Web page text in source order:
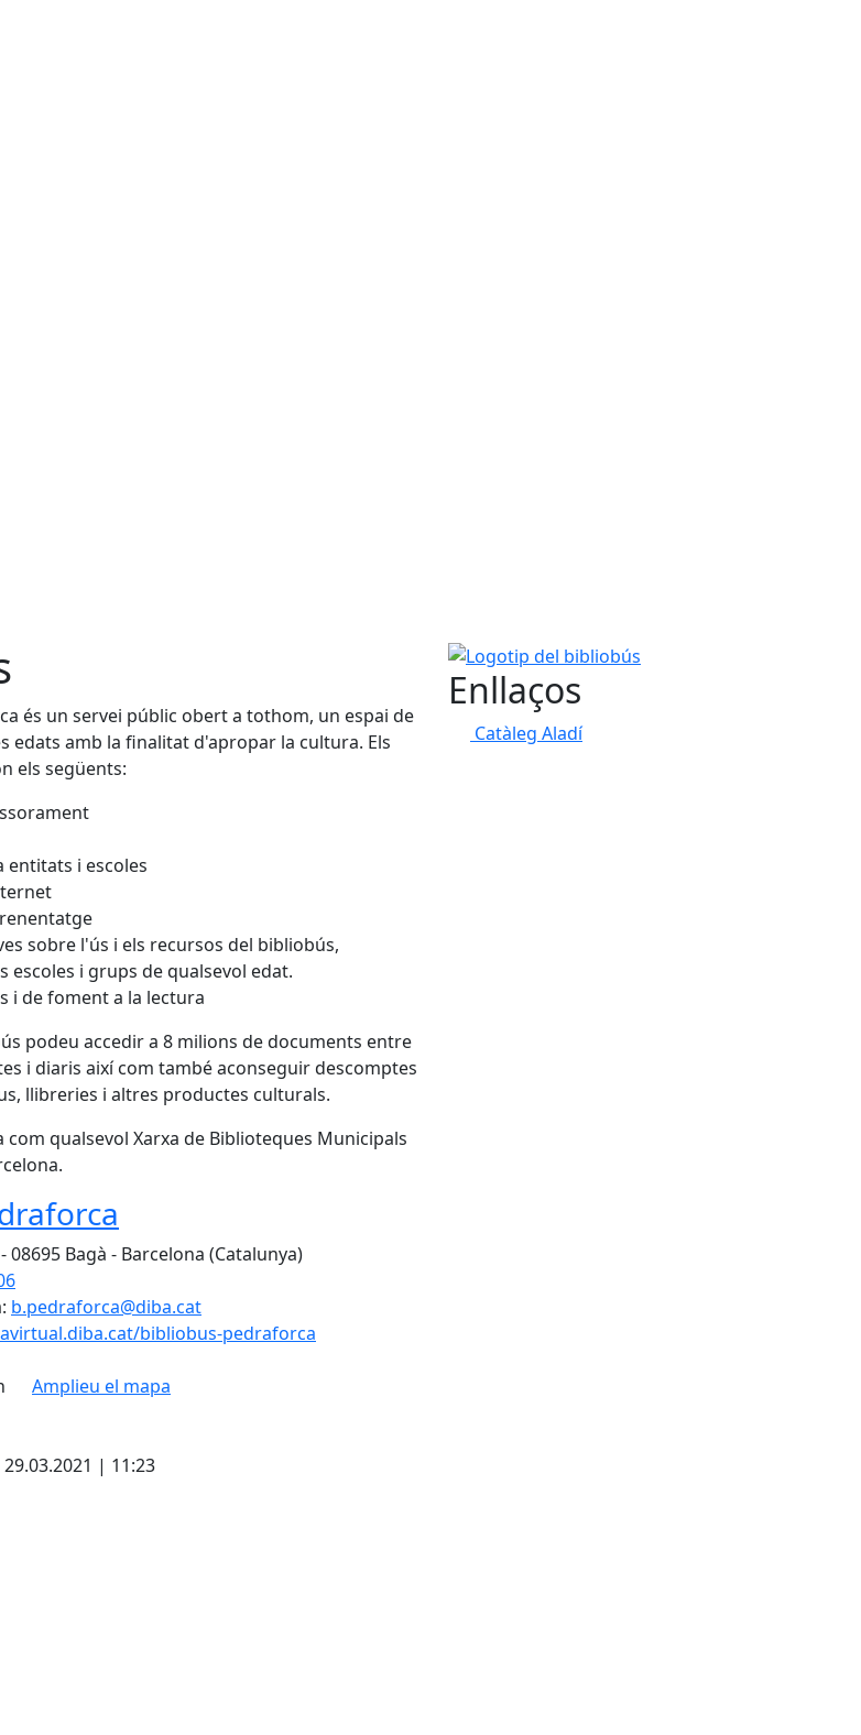
és un servei públic obert a tothom, un espai de
edats amb la finalitat d'apropar la cultura. Els
els següents:
entitats i escoles
sobre l'ús i els recursos del bibliobús,
escoles i grups de qualsevol edat.
i de foment a la lectura
podeu accedir a 8 milions de documents entre
i diaris així com també aconseguir descomptes
llibreries i altres productes culturals.
com qualsevol Xarxa de Biblioteques Municipals
08695 Bagà - Barcelona (Catalunya)
b.pedraforca@diba.cat
bibliobus-pedraforca
Amplieu el mapa
| 11:23
Logotip del bibliobús
Enllaços
Catàleg Aladí